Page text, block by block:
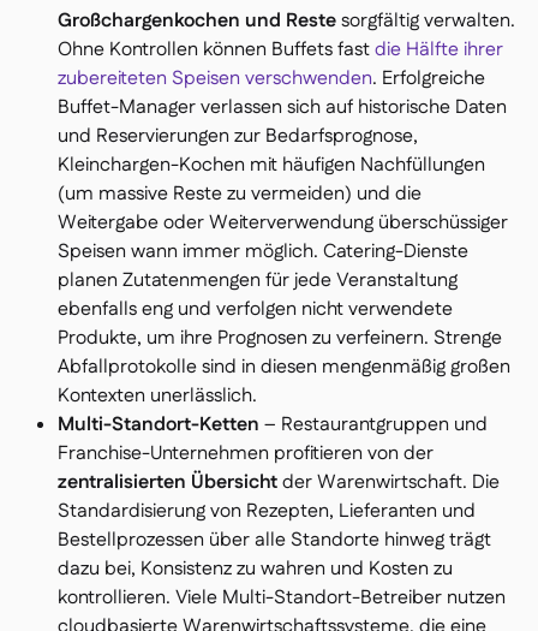
Großchargenkochen und Restesorgfältig verwalten.
Ohne Kontrollen können Buffets fastdie Hälfte ihrer
zubereiteten Speisen verschwenden. Erfolgreiche
Buffet-Manager verlassen sich auf historische Daten
und Reservierungen zur Bedarfsprognose,
Kleinchargen-Kochen mit häufigen Nachfüllungen
(um massive Reste zu vermeiden) und die
Weitergabe oder Weiterverwendung überschüssiger
Speisen wann immer möglich. Catering-Dienste
planen Zutatenmengen für jede Veranstaltung
ebenfalls eng und verfolgen nicht verwendete
Produkte, um ihre Prognosen zu verfeinern. Strenge
Abfallprotokolle sind in diesen mengenmäßig großen
Kontexten unerlässlich.
Multi-Standort-Ketten – Restaurantgruppen und
Franchise-Unternehmen profitieren von der
zentralisierten Übersichtder Warenwirtschaft. Die
Standardisierung von Rezepten, Lieferanten und
Bestellprozessen über alle Standorte hinweg trägt
dazu bei, Konsistenz zu wahren und Kosten zu
kontrollieren. Viele Multi-Standort-Betreiber nutzen